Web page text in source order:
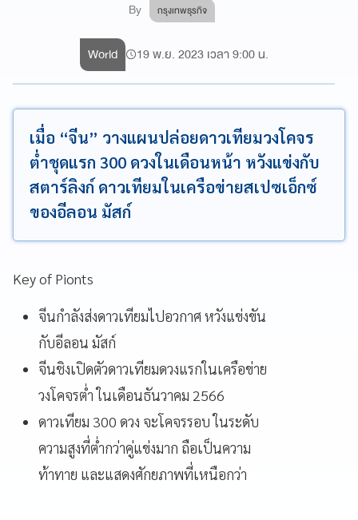
By กรุงเทพธุรกิจ
World 19 พ.ย. 2023 เวลา 9:00 น.
เมื่อ “จีน” วางแผนปล่อยดาวเทียมวงโคจร
ต่ำชุดแรก 300 ดวงในเดือนหน้า หวังแข่งกับ
สตาร์ลิงก์ ดาวเทียมในเครือข่ายสเปซเอ็กซ์
ของอีลอน มัสก์
Key of Pionts
จีนกำลังส่งดาวเทียมไปอวกาศ หวังแข่งขัน
กับอีลอน มัสก์
จีนชิงเปิดตัวดาวเทียมดวงแรกในเครือข่าย
วงโคจรต่ำ ในเดือนธันวาคม 2566
ดาวเทียม 300 ดวง จะโคจรรอบ ในระดับ
ความสูงที่ต่ำกว่าคู่แข่งมาก ถือเป็นความ
ท้าทาย และแสดงศักยภาพที่เหนือกว่า